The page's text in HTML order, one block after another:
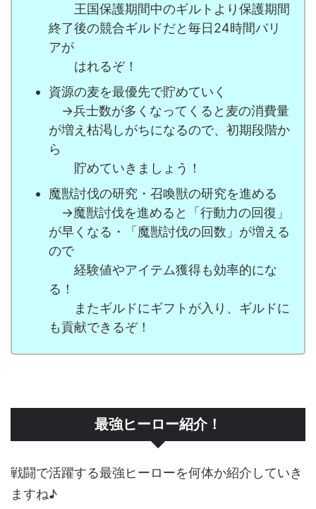
王国保護期間中のギルトより保護期間
終了後の競合ギルドだと毎日24時間バリ
アが
はれるぞ！
資源の麦を最優先で貯めていく
→兵士数が多くなってくると麦の消費量
が増え枯渇しがちになるので、初期段階か
ら
貯めていきましょう！
魔獣討伐の研究・召喚獣の研究を進める
→魔獣討伐を進めると「行動力の回復」
が早くなる・「魔獣討伐の回数」が増える
ので
経験値やアイテム獲得も効率的にな
る！
またギルドにギフトが入り、ギルドに
も貢献できるぞ！
最強ヒーロー紹介！
戦闘で活躍する最強ヒーローを何体か紹介していき
ますね♪